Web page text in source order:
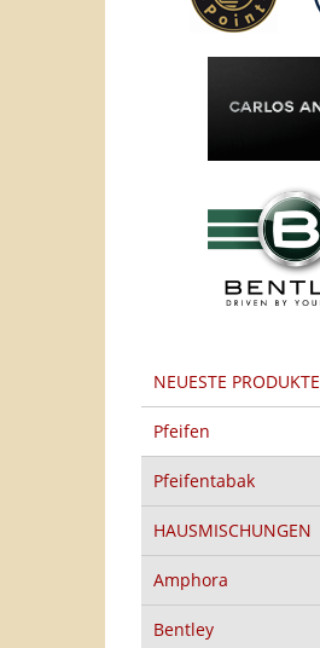
NEUESTE PRODUKTE
Pfeifen
Pfeifentabak
HAUSMISCHUNGEN
Amphora
Bentley